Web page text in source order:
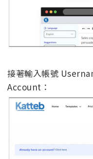
接著輸入帳號
Account：